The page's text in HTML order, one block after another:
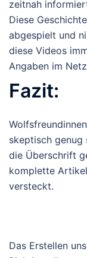
zeitnah
Diese
abgespielt und
diese Videos
Angaben im
Fazit:
skeptisch
die Überschrift
komplette
versteckt.
Das Erstellen